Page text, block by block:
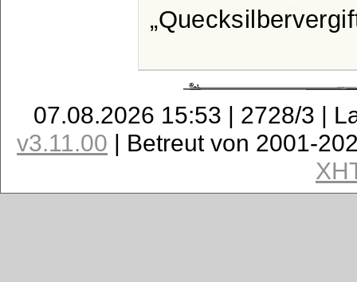
07.08.2026 15:53 | 2728/3 |
v3.11.00 | Betreut von 2001-